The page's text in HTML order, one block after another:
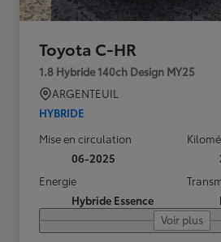
Toyota C-HR
1.8 Hybride 140ch Design MY25
ARGENTEUIL
HYBRIDE
Mise en circulation
06-2025
Energie
Hybride Essence
Voir plus